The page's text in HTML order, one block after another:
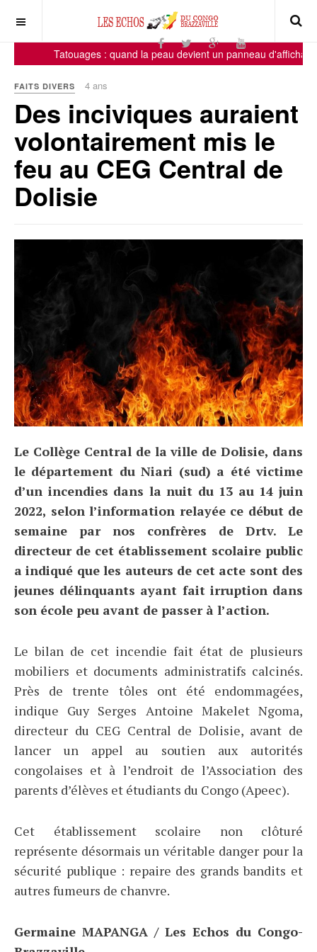
Tatouages : quand la peau devient un panneau
FAITS DIVERS 4 ans
Des inciviques auraient
volontairement mis le
feu au CEG Central de
Dolisie
Le Collège Central de la ville de Dolisie, dans
le département du Niari (sud) a été victime
d’un incendies dans la nuit du 13 au 14 juin
2022, selon l’information relayée ce début de
semaine par nos confrères de Drtv. Le
directeur de cet établissement scolaire public
a indiqué que les auteurs de cet acte sont des
jeunes délinquants ayant fait irruption dans
son école peu avant de passer à l’action.
Le bilan de cet incendie fait état de plusieurs
mobiliers et documents administratifs calcinés.
Près de trente tôles ont été endommagées,
indique Guy Serges Antoine Makelet Ngoma,
directeur du CEG Central de Dolisie, avant de
lancer un appel au soutien aux autorités
congolaises et à l’endroit de l’Association des
parents d’élèves et étudiants du Congo (Apeec).
Cet établissement scolaire non clôturé
représente désormais un véritable danger pour la
sécurité publique : repaire des grands bandits et
autres fumeurs de chanvre.
Germaine MAPANGA / Les Echos du Congo-